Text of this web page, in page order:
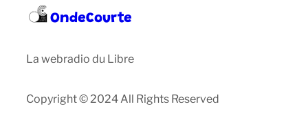
OndeCourte
La webradio du Libre
Copyright © 2024 All Rights Reserved